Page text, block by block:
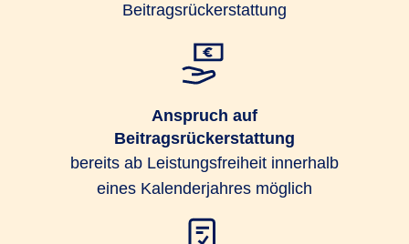
Beitragsrückerstattung
Anspruch auf
Beitragsrückerstattung
bereits ab Leistungsfreiheit innerhalb
eines Kalenderjahres möglich